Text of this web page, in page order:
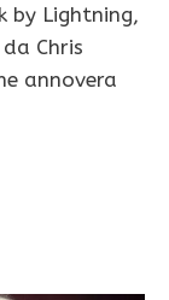
by Lightning,
Chris
annovera